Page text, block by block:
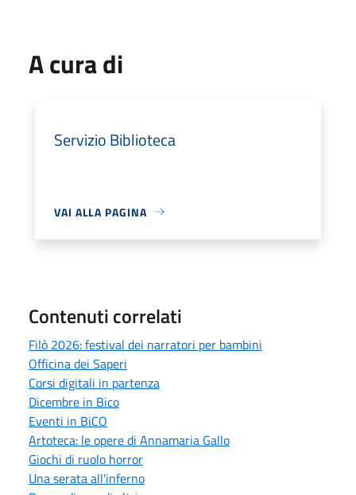
A cura di
Servizio Biblioteca
VAI ALLA PAGINA
Contenuti correlati
Filò 2026: festival dei narratori per bambini
Officina dei Saperi
Corsi digitali in partenza
Dicembre in Bico
Eventi in BiCO
Artoteca: le opere di Annamaria Gallo
Giochi di ruolo horror
Una serata all'inferno